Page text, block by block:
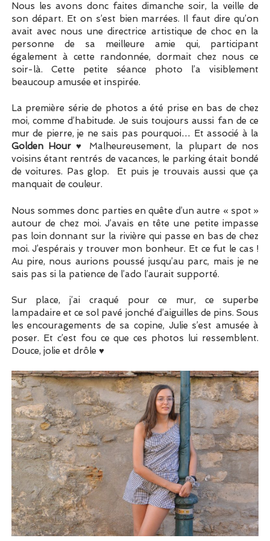
Nous les avons donc faites dimanche soir, la veille de
son départ. Et on s’est bien marrées. Il faut dire qu’on
avait avec nous une directrice artistique de choc en la
personne de sa meilleure amie qui, participant
également à cette randonnée, dormait chez nous ce
soir-là. Cette petite séance photo l’a visiblement
beaucoup amusée et inspirée.
La première série de photos a été prise en bas de chez
moi, comme d’habitude. Je suis toujours aussi fan de ce
mur de pierre, je ne sais pas pourquoi… Et associé à la
Golden Hour ♥ Malheureusement, la plupart de nos
voisins étant rentrés de vacances, le parking était bondé
de voitures. Pas glop. Et puis je trouvais aussi que ça
manquait de couleur.
Nous sommes donc parties en quête d’un autre « spot »
autour de chez moi. J’avais en tête une petite impasse
pas loin donnant sur la rivière qui passe en bas de chez
moi. J’espérais y trouver mon bonheur. Et ce fut le cas !
Au pire, nous aurions poussé jusqu’au parc, mais je ne
sais pas si la patience de l’ado l’aurait supporté.
Sur place, j’ai craqué pour ce mur, ce superbe
lampadaire et ce sol pavé jonché d’aiguilles de pins. Sous
les encouragements de sa copine, Julie s’est amusée à
poser. Et c’est fou ce que ces photos lui ressemblent.
Douce, jolie et drôle ♥